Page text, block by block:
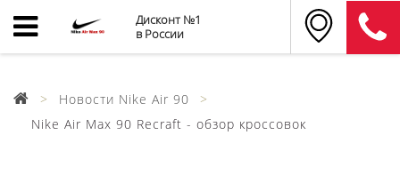
Дисконт №1
в России
Новости Nike Air 90
Nike Air Max 90 Recraft - обзор кроссовок